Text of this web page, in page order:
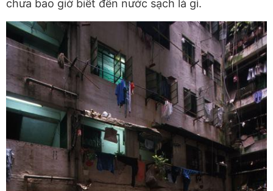
chưa bao giờ biết đến nước sạch là gì.